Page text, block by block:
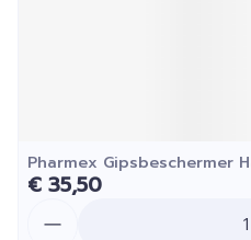
Pharmex Gipsbeschermer
€ 35,50